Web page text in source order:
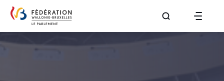
Aller à la page